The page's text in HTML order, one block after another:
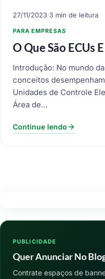
27/11/2023·3 min de leitura
PARA EMPRESAS
O Que São ECUs
Introdução: No mundo
conceitos
Unidades de Controle
Área de…
Continue lendo
PUBLICIDADE
Quer Anunciar No
Contrate espaços de